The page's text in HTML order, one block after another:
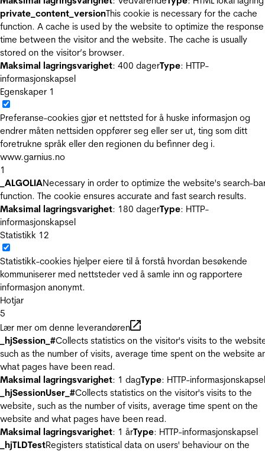
private_content_versionThis cookie is necessary for the cache
function. A cache is used by the website to optimize the response
time between the visitor and the website. The cache is usually
stored on the visitor’s browser.
Maksimal lagringsvarighet: 400 dagerType: HTTP-
informasjonskapsel
Egenskaper 1
Preferanse-cookies gjør et nettsted for å huske informasjon og
endrer måten nettsiden oppfører seg eller ser ut, ting som ditt
foretrukne språk eller den regionen du befinner deg i.
www.garnius.no
1
_ALGOLIANecessary in order to optimize the website's search-
function. The cookie ensures accurate and fast search results.
Maksimal lagringsvarighet: 180 dagerType: HTTP-
informasjonskapsel
Statistikk 12
Statistikk-cookies hjelper eiere til å forstå hvordan besøkende
kommuniserer med nettsteder ved å samle inn og rapportere
informasjon anonymt.
Hotjar
5
Lær mer om denne leverandøren
_hjSession_#Collects statistics on the visitor's visits to the
such as the number of visits, average time spent on the website
what pages have been read.
Maksimal lagringsvarighet: 1 dagType: HTTP-informasjonskapsel
_hjSessionUser_#Collects statistics on the visitor's visits to the
website, such as the number of visits, average time spent on the
website and what pages have been read.
Maksimal lagringsvarighet: 1 årType: HTTP-informasjonskapsel
_hjTLDTestRegisters statistical data on users' behaviour on the